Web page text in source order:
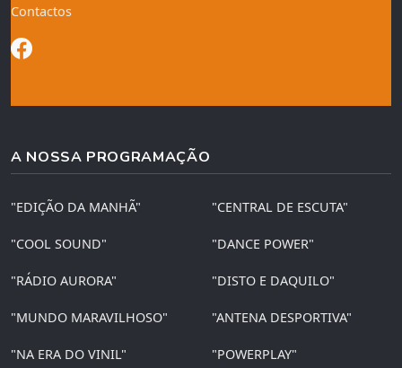
Contactos
A NOSSA PROGRAMAÇÃO
"EDIÇÃO DA MANHÃ" "CENTRAL DE ESCUTA"
"COOL SOUND" "DANCE POWER"
"RÁDIO AURORA" "DISTO E DAQUILO"
"MUNDO MARAVILHOSO" "ANTENA DESPORTIVA"
"NA ERA DO VINIL" "POWERPLAY"